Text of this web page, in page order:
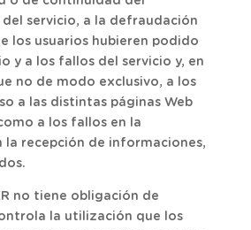
servicio, a la defraudación
los usuarios hubieren podido
y a los fallos del servicio y, en
no de modo exclusivo, a los
a las distintas páginas Web
a los fallos en la
la recepción de informaciones,
no tiene obligación de
la utilización que los